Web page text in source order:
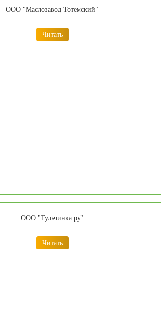
ООО "Маслозавод Тотемский"
Читать
ООО "Тульчинка.ру"
Читать